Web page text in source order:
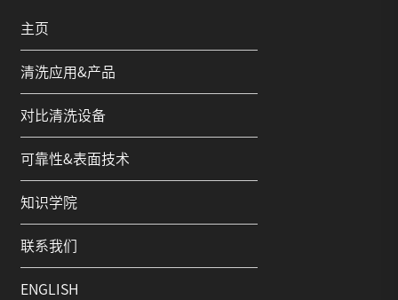
主页
清洗应用&产品
对比清洗设备
可靠性&表面技术
知识学院
联系我们
ENGLISH